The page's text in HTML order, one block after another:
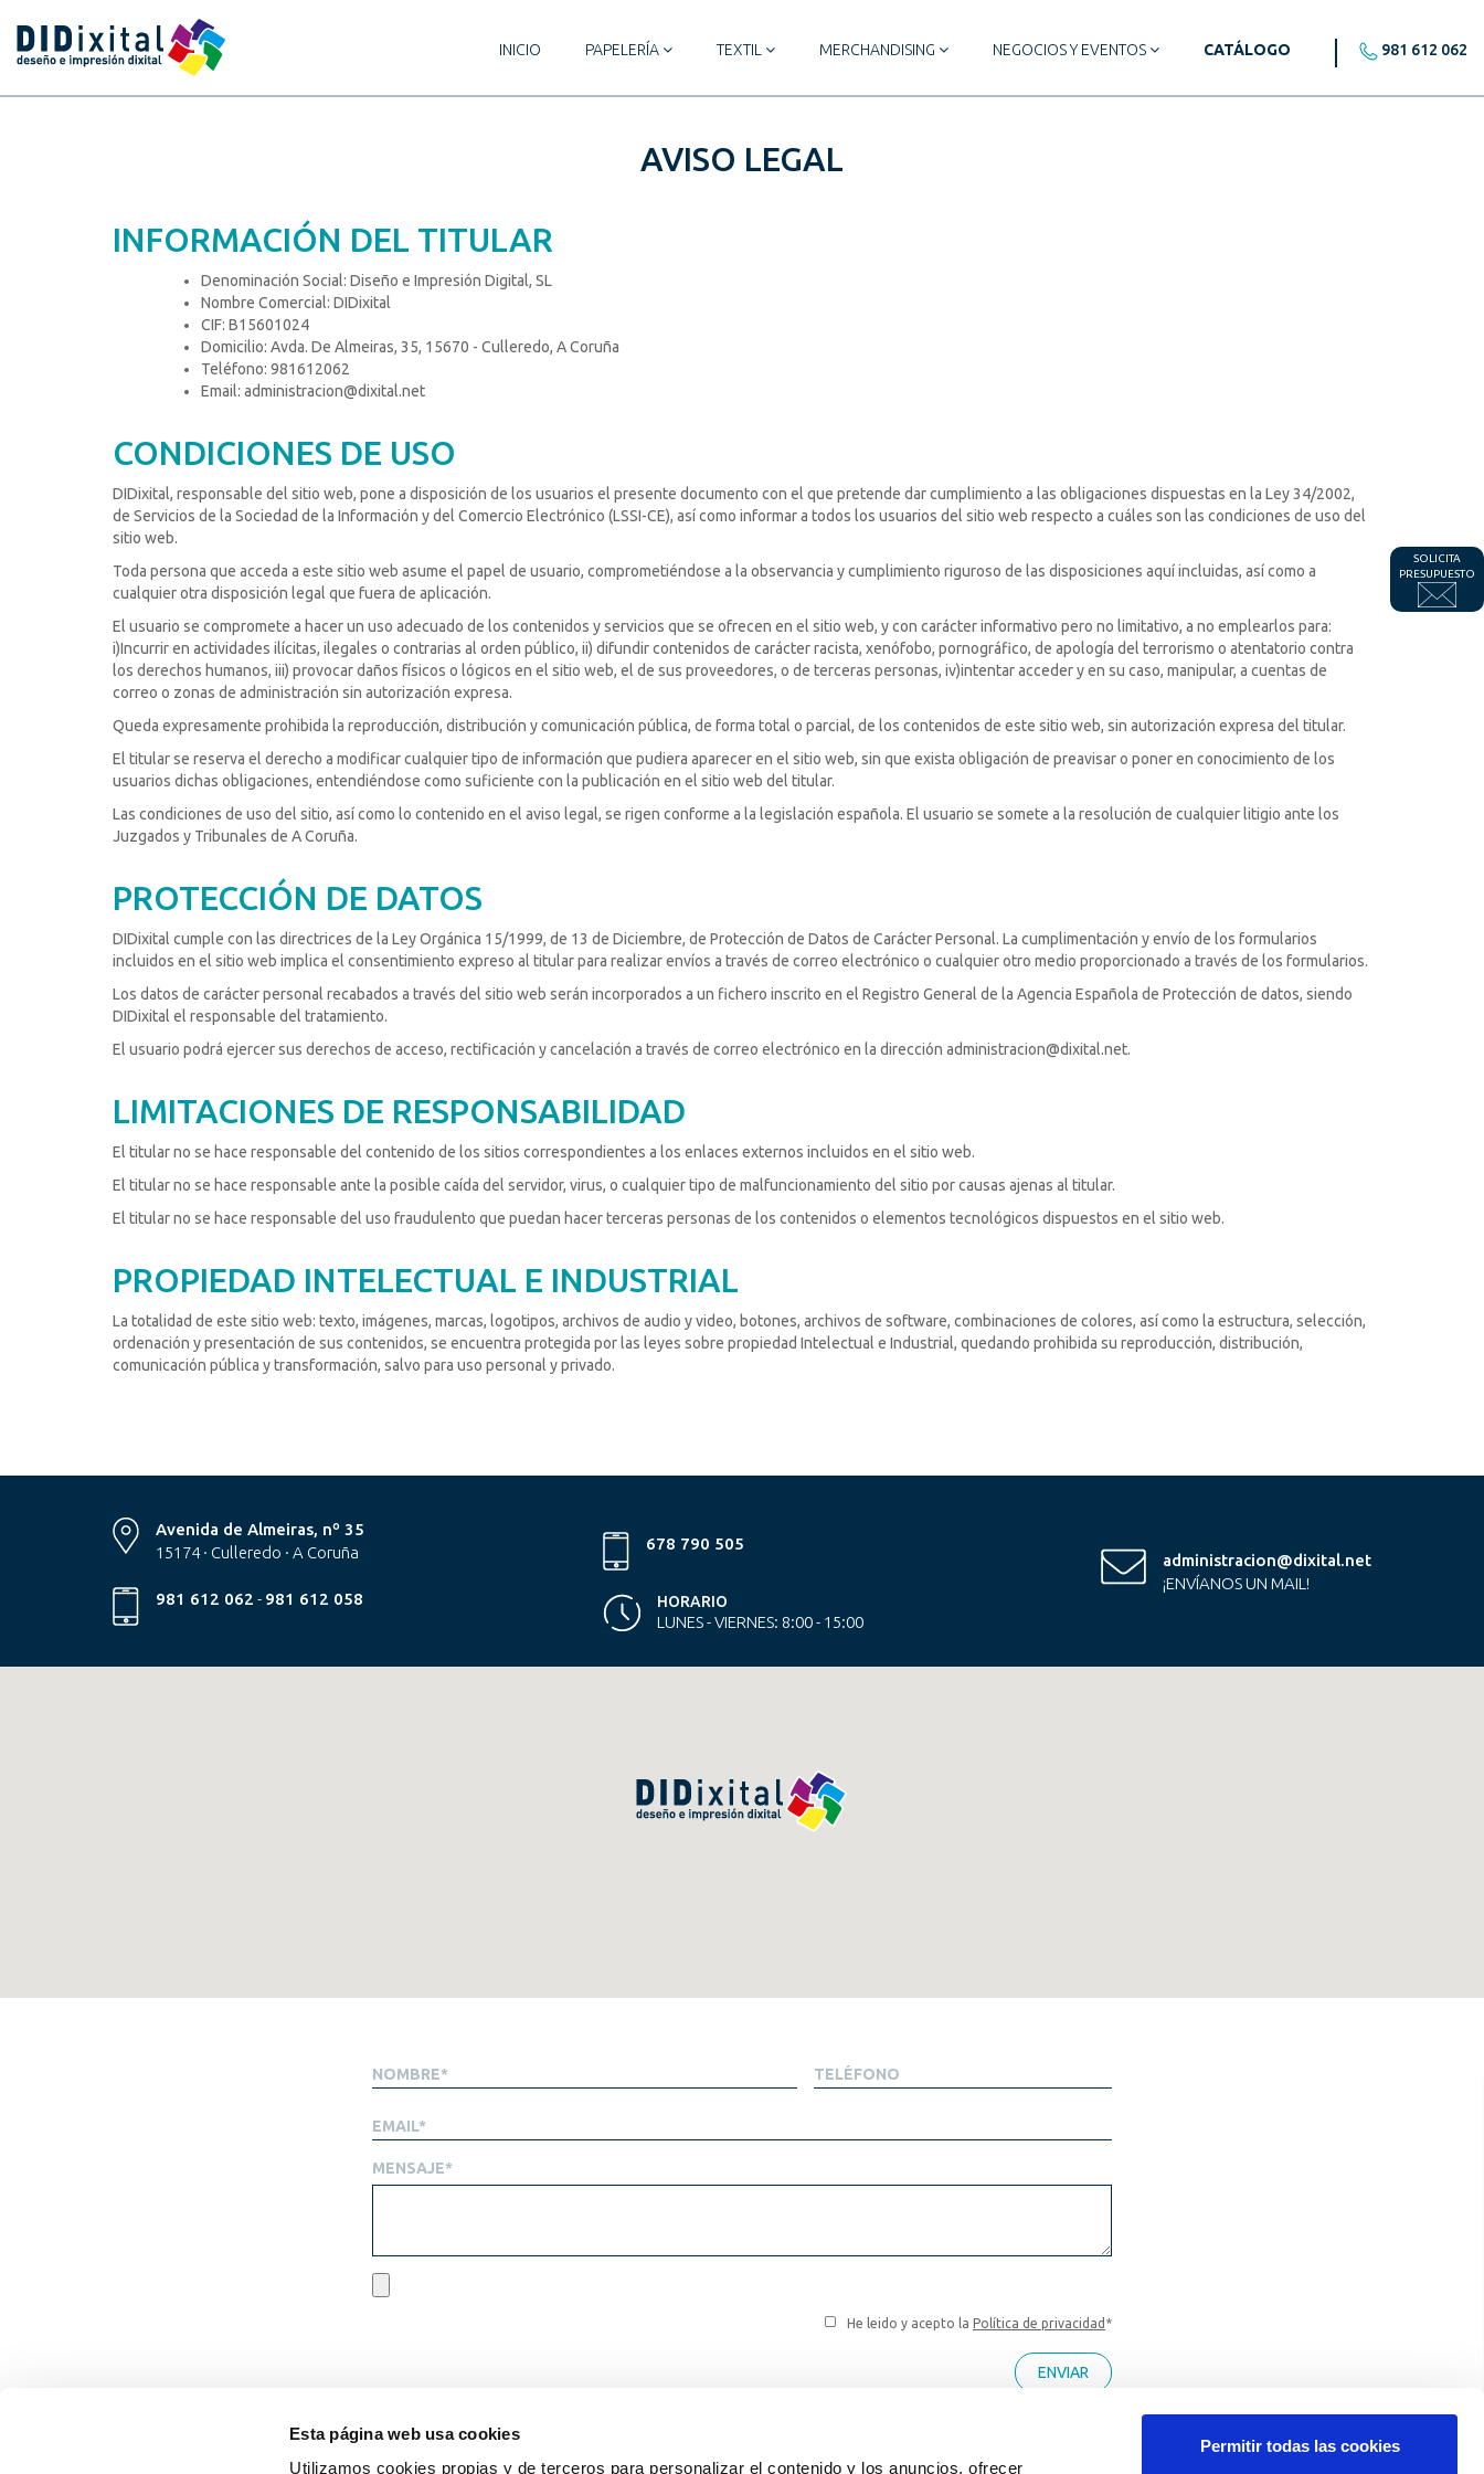
Esta página web usa cookies
Utilizamos cookies propias y de terceros para personalizar el contenido y los anuncios, ofrecer
Permitir todas las cookies
INICIO PAPELERÍA TEXTIL MERCHANDISING NEGOCIOS Y EVENTOS CATÁLOGO 981 612 062
AVISO LEGAL
INFORMACIÓN DEL TITULAR
Denominación Social: Diseño e Impresión Digital, SL
Nombre Comercial: DIDixital
CIF: B15601024
Domicilio: Avda. De Almeiras, 35, 15670 - Culleredo, A Coruña
Teléfono: 981612062
Email: administracion@dixital.net
CONDICIONES DE USO
DIDixital, responsable del sitio web, pone a disposición de los usuarios el presente documento con el que pretende dar cumplimiento a las obligaciones dispuestas en la Ley 34/2002,
de Servicios de la Sociedad de la Información y del Comercio Electrónico (LSSI-CE), así como informar a todos los usuarios del sitio web respecto a cuáles son las condiciones de uso del
sitio web.
Toda persona que acceda a este sitio web asume el papel de usuario, comprometiéndose a la observancia y cumplimiento riguroso de las disposiciones aquí incluidas, así como a
cualquier otra disposición legal que fuera de aplicación.
El usuario se compromete a hacer un uso adecuado de los contenidos y servicios que se ofrecen en el sitio web, y con carácter informativo pero no limitativo, a no emplearlos para:
i)Incurrir en actividades ilícitas, ilegales o contrarias al orden público, ii) difundir contenidos de carácter racista, xenófobo, pornográfico, de apología del terrorismo o atentatorio contra
los derechos humanos, iii) provocar daños físicos o lógicos en el sitio web, el de sus proveedores, o de terceras personas, iv)intentar acceder y en su caso, manipular, a cuentas de
correo o zonas de administración sin autorización expresa.
Queda expresamente prohibida la reproducción, distribución y comunicación pública, de forma total o parcial, de los contenidos de este sitio web, sin autorización expresa del titular.
El titular se reserva el derecho a modificar cualquier tipo de información que pudiera aparecer en el sitio web, sin que exista obligación de preavisar o poner en conocimiento de los
usuarios dichas obligaciones, entendiéndose como suficiente con la publicación en el sitio web del titular.
Las condiciones de uso del sitio, así como lo contenido en el aviso legal, se rigen conforme a la legislación española. El usuario se somete a la resolución de cualquier litigio ante los
Juzgados y Tribunales de A Coruña.
PROTECCIÓN DE DATOS
DIDixital cumple con las directrices de la Ley Orgánica 15/1999, de 13 de Diciembre, de Protección de Datos de Carácter Personal. La cumplimentación y envío de los formularios
incluidos en el sitio web implica el consentimiento expreso al titular para realizar envíos a través de correo electrónico o cualquier otro medio proporcionado a través de los formularios.
Los datos de carácter personal recabados a través del sitio web serán incorporados a un fichero inscrito en el Registro General de la Agencia Española de Protección de datos, siendo
DIDixital el responsable del tratamiento.
El usuario podrá ejercer sus derechos de acceso, rectificación y cancelación a través de correo electrónico en la dirección administracion@dixital.net.
LIMITACIONES DE RESPONSABILIDAD
El titular no se hace responsable del contenido de los sitios correspondientes a los enlaces externos incluidos en el sitio web.
El titular no se hace responsable ante la posible caída del servidor, virus, o cualquier tipo de malfuncionamiento del sitio por causas ajenas al titular.
El titular no se hace responsable del uso fraudulento que puedan hacer terceras personas de los contenidos o elementos tecnológicos dispuestos en el sitio web.
PROPIEDAD INTELECTUAL E INDUSTRIAL
La totalidad de este sitio web: texto, imágenes, marcas, logotipos, archivos de audio y video, botones, archivos de software, combinaciones de colores, así como la estructura, selección,
ordenación y presentación de sus contenidos, se encuentra protegida por las leyes sobre propiedad Intelectual e Industrial, quedando prohibida su reproducción, distribución,
comunicación pública y transformación, salvo para uso personal y privado.
Avenida de Almeiras, nº 35
15174 · Culleredo · A Coruña
981 612 062 - 981 612 058
678 790 505
HORARIO
LUNES - VIERNES: 8:00 - 15:00
administracion@dixital.net
¡ENVÍANOS UN MAIL!
MENSAJE*
He leido y acepto la Política de privacidad *
SOLICITA
PRESUPUESTO